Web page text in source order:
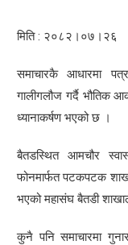
मिति : २०८२।०७।२६
समाचारकै आधारमा
गालीगलौज गर्दै भौतिक
ध्यानाकर्षण भएको छ ।
बैतडस्थित आमचौर
फोनमार्फत पटकपटक शाखा
भएको महासंघ बैतडी
कुनै पनि समाचारमा